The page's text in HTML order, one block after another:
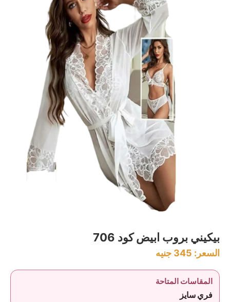
بيكيني بروب ابيض كود 706
السعر: 345 جنيه
المقاسات المتاحة
فري سايز